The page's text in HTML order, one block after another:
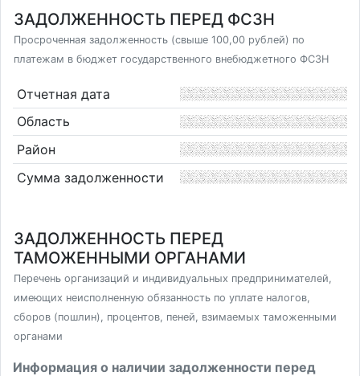
ЗАДОЛЖЕННОСТЬ ПЕРЕД ФСЗН
Просроченная задолженность (свыше 100,00 рублей) по
платежам в бюджет государственного внебюджетного ФСЗН
Отчетная дата
Область
Район
Сумма задолженности
ЗАДОЛЖЕННОСТЬ ПЕРЕД
ТАМОЖЕННЫМИ ОРГАНАМИ
Перечень организаций и индивидуальных предпринимателей,
имеющих неисполненную обязанность по уплате налогов,
сборов (пошлин), процентов, пеней, взимаемых таможенными
органами
Информация о наличии задолженности перед